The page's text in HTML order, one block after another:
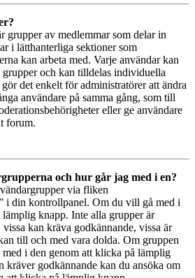
grupper av medlemmar som delar in
i lätthanterliga sektioner som
kan arbeta med. Varje användar kan
och kan tilldelas individuella
det enkelt för administratörer att ändra
användare på samma gång, som till
eller ge användare
forum.
och hur går jag med i en?
via fliken
i din kontrollpanel. Om du vill gå med i
knapp. Inte alla grupper är
kan kräva godkännande, vissa är
till och med vara dolda. Om gruppen
med i den genom att klicka på lämplig
kräver godkännande kan du ansöka om